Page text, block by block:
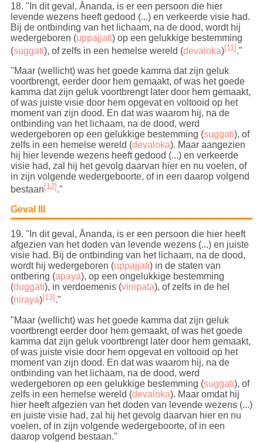
18. "In dit geval, Ānanda, is er een persoon die hier
levende wezens heeft gedood (...) en verkeerde visie had.
Bij de ontbinding van het lichaam, na de dood, wordt hij
wedergeboren (uppajjati) op een gelukkige bestemming
(suggati), of zelfs in een hemelse wereld (devaloka)[11]."
"Maar (wellicht) was het goede kamma dat zijn geluk
voortbrengt, eerder door hem gemaakt, of was het goede
kamma dat zijn geluk voortbrengt later door hem gemaakt,
of was juiste visie door hem opgevat en voltooid op het
moment van zijn dood. En dat was waarom hij, na de
ontbinding van het lichaam, na de dood, werd
wedergeboren op een gelukkige bestemming (suggati), of
zelfs in een hemelse wereld (devaloka). Maar aangezien
hij hier levende wezens heeft gedood (...) en verkeerde
visie had, zal hij het gevolg daarvan hier en nu voelen, of
in zijn volgende wedergeboorte, of in een daarop volgend
bestaan [12] ."
Geval III
19. "In dit geval, Ānanda, is er een persoon die hier heeft
afgezien van het doden van levende wezens (...) en juiste
visie had. Bij de ontbinding van het lichaam, na de dood,
wordt hij wedergeboren (uppajjati) in de staten van
ontbering (apaya), op een ongelukkige bestemming
(duggati), in verdoemenis (vinipata), of zelfs in de hel
(niraya)[13]."
"Maar (wellicht) was het goede kamma dat zijn geluk
voortbrengt eerder door hem gemaakt, of was het goede
kamma dat zijn geluk voortbrengt later door hem gemaakt,
of was juiste visie door hem opgevat en voltooid op het
moment van zijn dood. En dat was waarom hij, na de
ontbinding van het lichaam, na de dood, werd
wedergeboren op een gelukkige bestemming (suggati), of
zelfs in een hemelse wereld (devaloka). Maar omdat hij
hier heeft afgezien van het doden van levende wezens (...)
en juiste visie had, zal hij het gevolg daarvan hier en nu
voelen, of in zijn volgende wedergeboorte, of in een
daarop volgend bestaan."